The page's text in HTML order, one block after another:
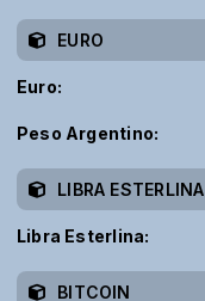
EURO
Euro:
Peso Argentino:
LIBRA ESTERLINA
Libra Esterlina:
BITCOIN